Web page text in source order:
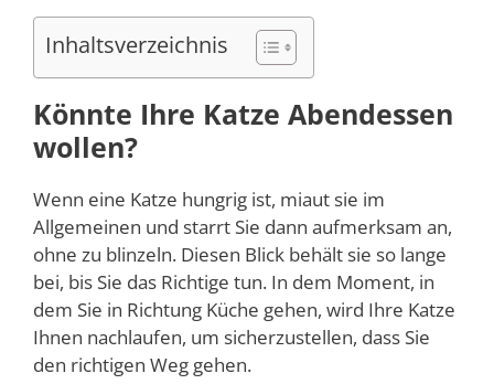
Inhaltsverzeichnis
Könnte Ihre Katze Abendessen
wollen?
Wenn eine Katze hungrig ist, miaut sie im
Allgemeinen und starrt Sie dann aufmerksam an,
ohne zu blinzeln. Diesen Blick behält sie so lange
bei, bis Sie das Richtige tun. In dem Moment, in
dem Sie in Richtung Küche gehen, wird Ihre Katze
Ihnen nachlaufen, um sicherzustellen, dass Sie
den richtigen Weg gehen.